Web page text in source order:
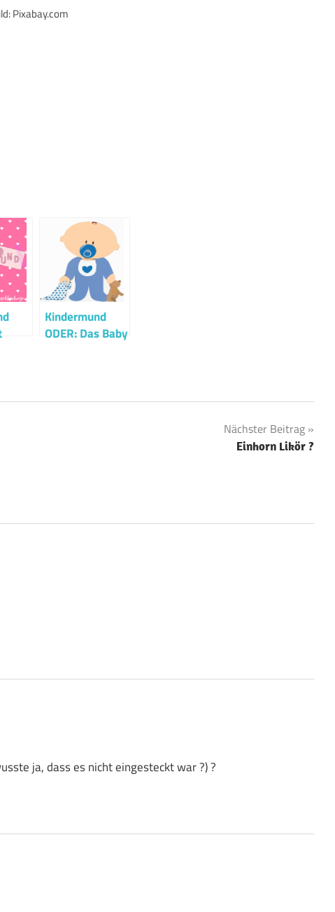
Pixabay.com
Kindermund
ODER: Das Baby
Nächster Beitrag
Einhorn Likör ?
ja, dass es nicht eingesteckt war ?) ?